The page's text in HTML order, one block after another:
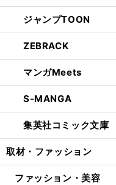
ジャンプTOON
ZEBRACK
マンガMeets
S-MANGA
集英社コミック文庫
取材・ファッション
ファッション・美容